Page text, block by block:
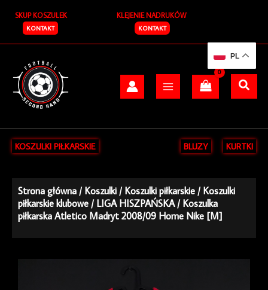
treści
SKUP KOSZULEK
KONTAKT
KLEJENIE NADRUKÓW
KONTAKT
KOSZULKI PIŁKARSKIE BLUZY KURTKI
Strona główna /Koszulki /Koszulki piłkarskie /Koszulki
piłkarskie klubowe /LIGA HISZPAŃSKA/ Koszulka
piłkarska Atletico Madryt 2008/09 Home Nike [M]
PL